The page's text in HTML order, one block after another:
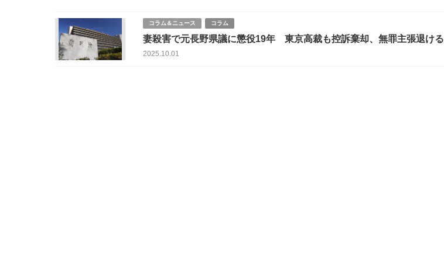
コラム＆ニュース コラム
妻殺害で元長野県議に懲役19年 東京高裁も控訴棄却、無罪主張退ける
2025.10.01